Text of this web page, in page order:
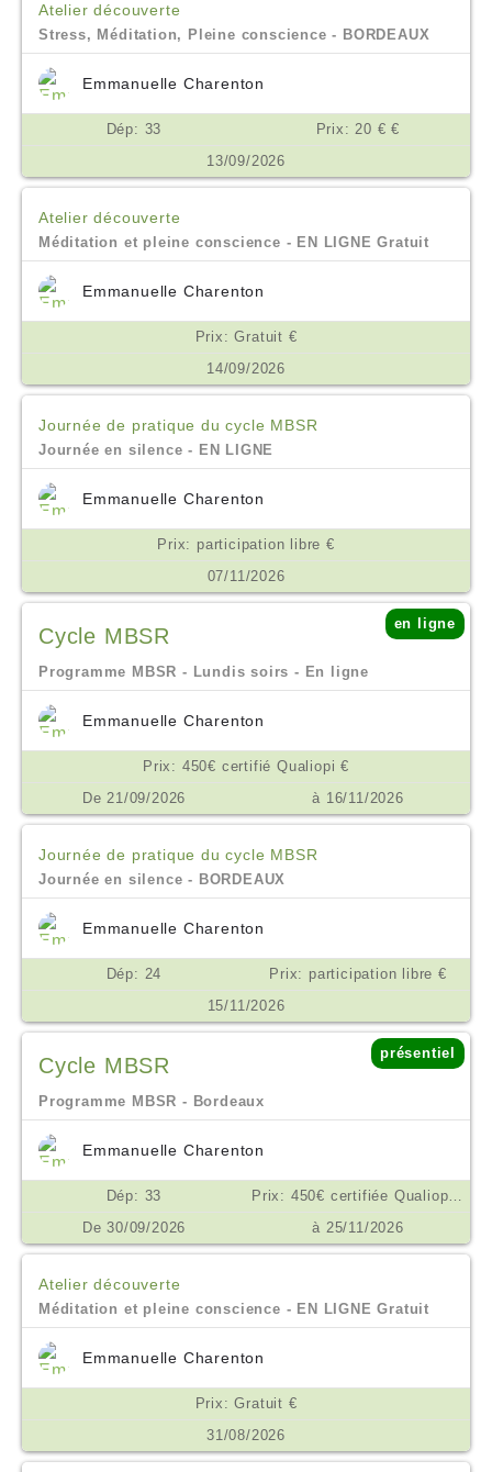
Atelier découverte
Stress, Méditation, Pleine conscience - BORDEAUX
Emmanuelle Charenton
Dép: 33
Prix: 20 € €
13/09/2026
Atelier découverte
Méditation et pleine conscience - EN LIGNE Gratuit
Emmanuelle Charenton
Prix: Gratuit €
14/09/2026
Journée de pratique du cycle MBSR
Journée en silence - EN LIGNE
Emmanuelle Charenton
Prix: participation libre €
07/11/2026
Cycle MBSR
en ligne
Programme MBSR - Lundis soirs - En ligne
Emmanuelle Charenton
Prix: 450€ certifié Qualiopi €
De 21/09/2026
à 16/11/2026
Journée de pratique du cycle MBSR
Journée en silence - BORDEAUX
Emmanuelle Charenton
Dép: 24
Prix: participation libre €
15/11/2026
Cycle MBSR
présentiel
Programme MBSR - Bordeaux
Emmanuelle Charenton
Dép: 33
Prix: 450€ certifiée Qualiopi €
De 30/09/2026
à 25/11/2026
Atelier découverte
Méditation et pleine conscience - EN LIGNE Gratuit
Emmanuelle Charenton
Prix: Gratuit €
31/08/2026